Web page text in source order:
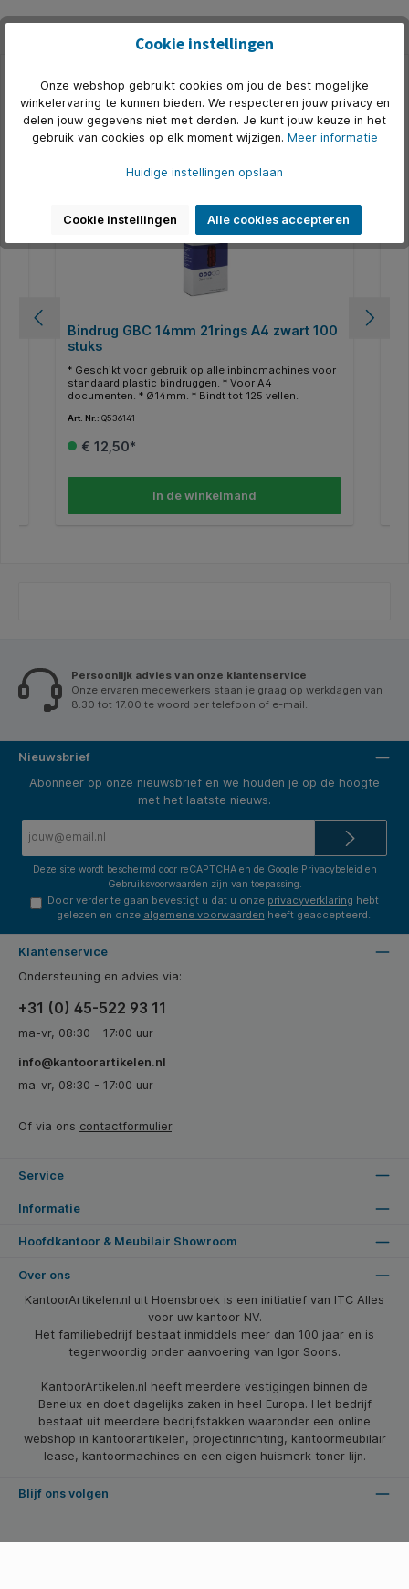
Productgalerij overslaan
Alternatief
Bindrug GBC 14mm 21rings A4 zwart 100
stuks
* Geschikt voor gebruik op alle inbindmachines voor
standaard plastic bindruggen. * Voor A4
documenten. * Ø14mm. * Bindt tot 125 vellen.
Art. Nr.: Q536141
€ 12,50*
In de winkelmand
Persoonlijk advies van onze klantenservice
Onze ervaren medewerkers staan je graag op werkdagen van
8.30 tot 17.00 te woord per telefoon of e-mail.
Nieuwsbrief
Abonneer op onze nieuwsbrief en we houden je op de hoogte
met het laatste nieuws.
Deze site wordt beschermd door reCAPTCHA en de Google Privacybeleid en
Gebruiksvoorwaarden zijn van toepassing.
Door verder te gaan bevestigt u dat u onze privacyverklaring hebt
gelezen en onze algemene voorwaarden heeft geaccepteerd.
Klantenservice
Ondersteuning en advies via:
+31 (0) 45-522 93 11
ma-vr, 08:30 - 17:00 uur
info@kantoorartikelen.nl
ma-vr, 08:30 - 17:00 uur
Of via ons contactformulier.
Service
Informatie
Hoofdkantoor & Meubilair Showroom
Over ons
KantoorArtikelen.nl uit Hoensbroek is een initiatief van ITC Alles
voor uw kantoor NV.
Het familiebedrijf bestaat inmiddels meer dan 100 jaar en is
tegenwoordig onder aanvoering van Igor Soons.
KantoorArtikelen.nl heeft meerdere vestigingen binnen de
Benelux en doet dagelijks zaken in heel Europa. Het bedrijf
bestaat uit meerdere bedrijfstakken waaronder een online
webshop in kantoorartikelen, projectinrichting, kantoormeubilair
lease, kantoormachines en een eigen huismerk toner lijn.
Blijf ons volgen
Cookie instellingen
Onze webshop gebruikt cookies om jou de best mogelijke
winkelervaring te kunnen bieden. We respecteren jouw privacy en
delen jouw gegevens niet met derden. Je kunt jouw keuze in het
gebruik van cookies op elk moment wijzigen. Meer informatie
Huidige instellingen opslaan
Cookie instellingen Alle cookies accepteren